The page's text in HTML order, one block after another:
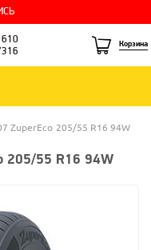
Корзина
ZuperEco 205/55 R16 94W
205/55 R16 94W